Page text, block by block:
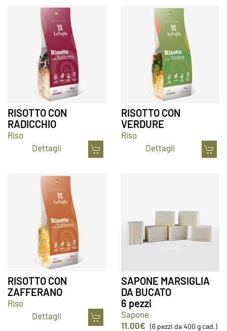
RISOTTO CON
RADICCHIO
Riso
Dettagli
RISOTTO CON
VERDURE
Riso
Dettagli
RISOTTO CON
ZAFFERANO
Riso
Dettagli
SAPONE MARSIGLIA
DA BUCATO
6 pezzi
Sapone
11.00€ (6 pezzi da 400 g cad.)